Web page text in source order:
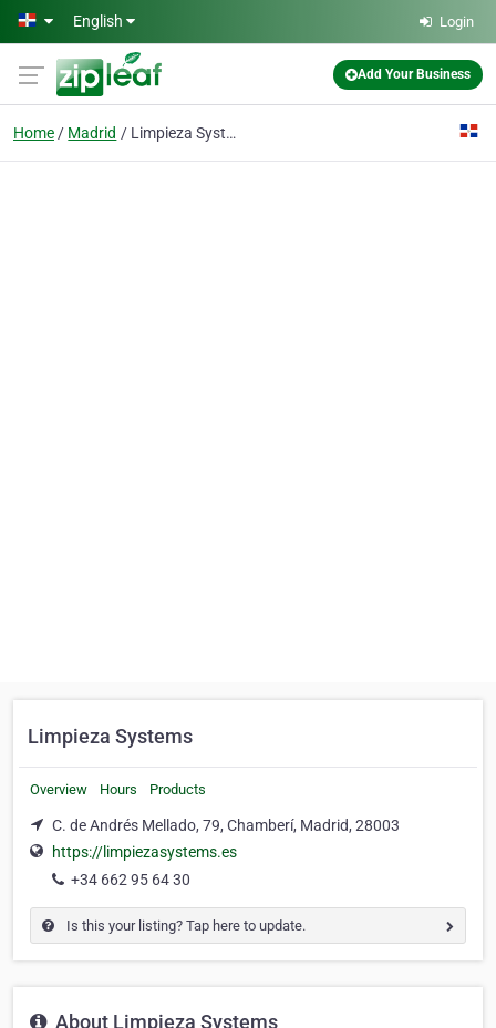
Skip to main content
English Login
Add Your Business
Home Madrid Limpieza Systems
Limpieza Systems
Overview Hours Products
C. de Andrés Mellado, 79, Chamberí, Madrid, 28003
https://limpiezasystems.es
+34 662 95 64 30
Is this your listing? Tap here to update.
About Limpieza Systems